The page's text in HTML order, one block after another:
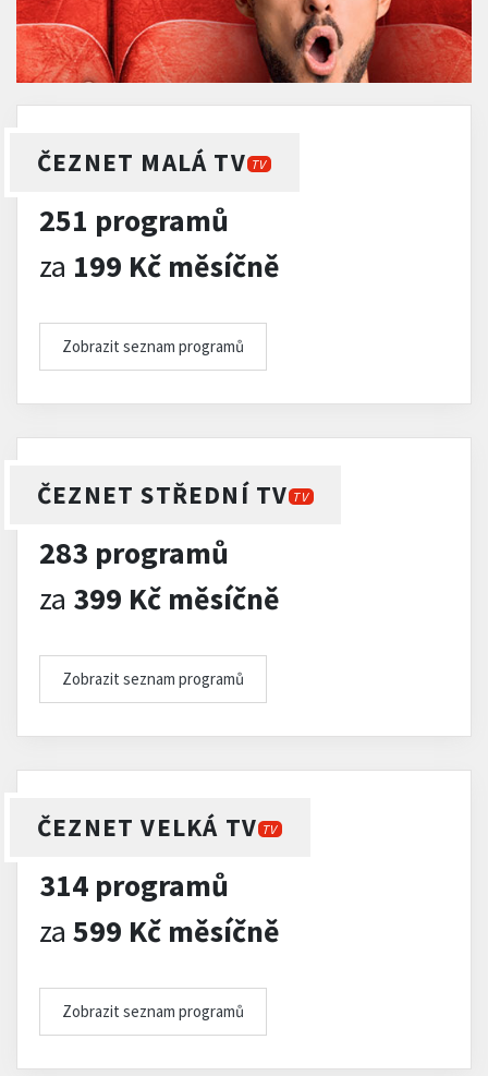
ČEZNET MALÁ TV TV
251 programů
za 199 Kč měsíčně
Zobrazit seznam programů
ČEZNET STŘEDNÍ TV TV
283 programů
za 399 Kč měsíčně
Zobrazit seznam programů
ČEZNET VELKÁ TV TV
314 programů
za 599 Kč měsíčně
Zobrazit seznam programů